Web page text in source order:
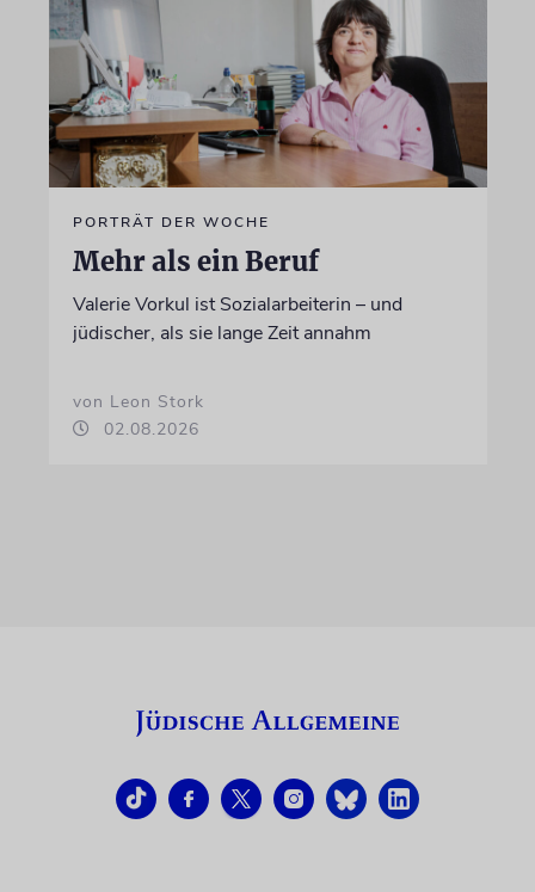
PORTRÄT DER WOCHE
Mehr als ein Beruf
Valerie Vorkul ist Sozialarbeiterin – und
jüdischer, als sie lange Zeit annahm
von Leon Stork
02.08.2026